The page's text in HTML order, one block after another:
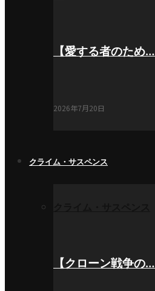
【愛する者のため…
2026年7月20日
クライム・サスペンス
【クローン戦争の…